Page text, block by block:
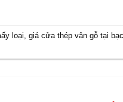
loại ,giá cửa thép vân gỗ tại